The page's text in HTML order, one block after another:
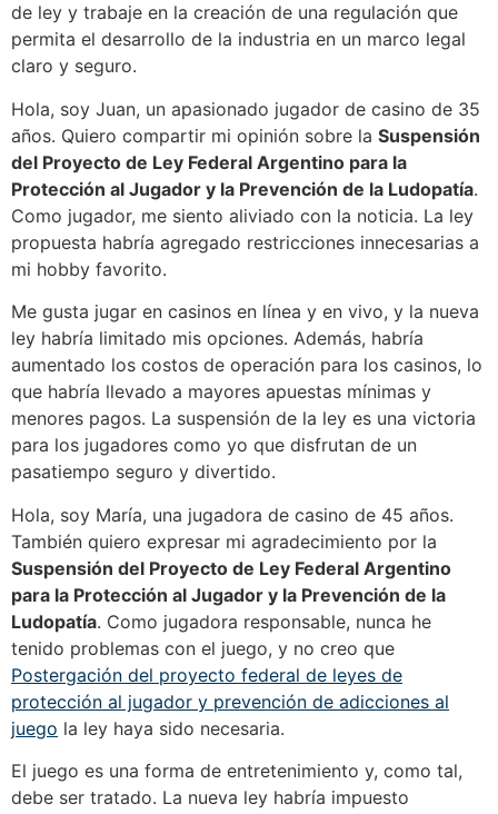
de ley y trabaje en la creación de una regulación que
permita el desarrollo de la industria en un marco legal
claro y seguro.
Hola, soy Juan, un apasionado jugador de casino de 35
años. Quiero compartir mi opinión sobre la Suspensión
del Proyecto de Ley Federal Argentino para la
Protección al Jugador y la Prevención de la Ludopatía.
Como jugador, me siento aliviado con la noticia. La ley
propuesta habría agregado restricciones innecesarias a
mi hobby favorito.
Me gusta jugar en casinos en línea y en vivo, y la nueva
ley habría limitado mis opciones. Además, habría
aumentado los costos de operación para los casinos, lo
que habría llevado a mayores apuestas mínimas y
menores pagos. La suspensión de la ley es una victoria
para los jugadores como yo que disfrutan de un
pasatiempo seguro y divertido.
Hola, soy María, una jugadora de casino de 45 años.
También quiero expresar mi agradecimiento por la
Suspensión del Proyecto de Ley Federal Argentino
para la Protección al Jugador y la Prevención de la
Ludopatía. Como jugadora responsable, nunca he
tenido problemas con el juego, y no creo que
Postergación del proyecto federal de leyes de
protección al jugador y prevención de adicciones al
juego la ley haya sido necesaria.
El juego es una forma de entretenimiento y, como tal,
debe ser tratado. La nueva ley habría impuesto